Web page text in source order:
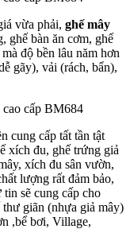
vừa phải, ghế mây
ghế bàn ăn cơm, ghế
độ bền lâu năm hơn
gãy), vải (rách, bẩn),
cung cấp tất tần tật
xích đu, ghế trứng giả
xích đu sân vườn,
lượng rất đảm bảo,
sẽ cung cấp cho
giãn (nhựa giả mây)
,bể bơi, Village,